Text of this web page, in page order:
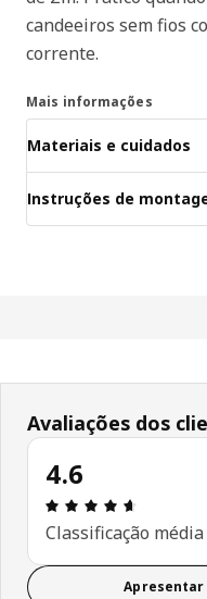
candeeiros sem fios
corrente.
Mais informações
Materiais e cuidados
Instruções de
Avaliações dos
4.6
Classificação média